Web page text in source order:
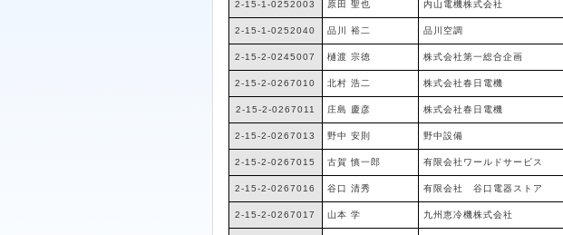
2-15-1-0252003 原田 聖也 内山電機株式会社
2-15-1-0252040 品川 裕二 品川空調
2-15-2-0245007 樋渡 宗徳 株式会社第一総合企画
2-15-2-0267010 北村 浩二 株式会社春日電機
2-15-2-0267011 庄島 慶彦 株式会社春日電機
2-15-2-0267013 野中 安則 野中設備
2-15-2-0267015 古賀 慎一郎 有限会社ワールドサービス
2-15-2-0267016 谷口 清秀 有限会社 谷口電器ストア
2-15-2-0267017 山本 学 九州恵冷機株式会社